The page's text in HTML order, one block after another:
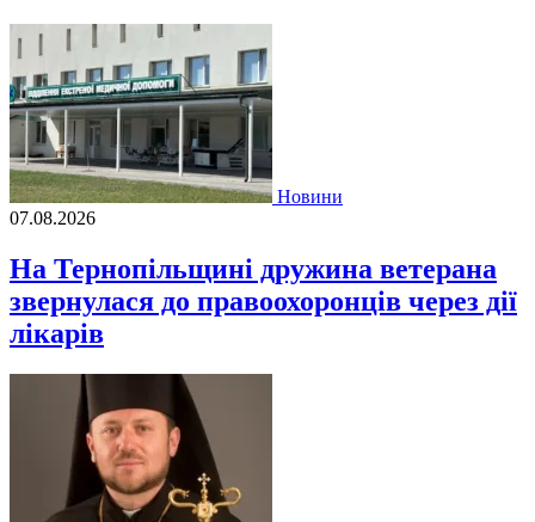
Новини
07.08.2026
На Тернопільщині дружина ветерана
звернулася до правоохоронців через дії
лікарів